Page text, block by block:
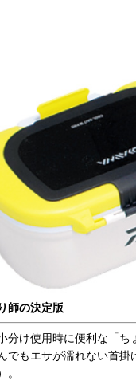
師の決定版
分け使用時に便利な「
でもエサが濡れない首
。